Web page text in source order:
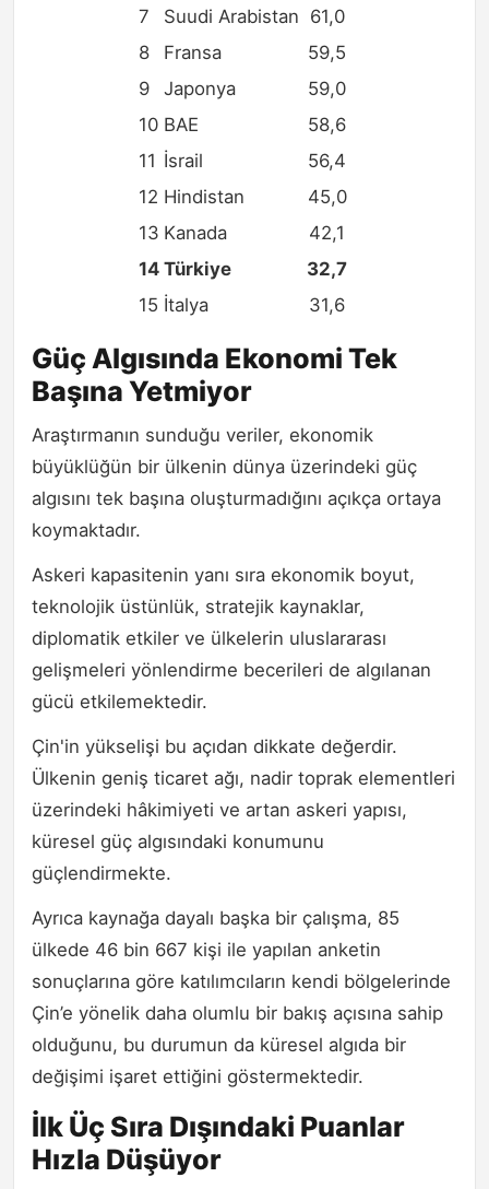
7 Suudi Arabistan 61,0
8
Fransa
59,5
9
Japonya
59,0
10 BAE
58,6
11 İsrail
56,4
12 Hindistan
45,0
13 Kanada
42,1
14 Türkiye
32,7
15 İtalya 31,6
Güç Algısında Ekonomi Tek
Başına Yetmiyor
Araştırmanın sunduğu veriler, ekonomik
büyüklüğün bir ülkenin dünya üzerindeki güç
algısını tek başına oluşturmadığını açıkça ortaya
koymaktadır.
Askeri kapasitenin yanı sıra ekonomik boyut,
teknolojik üstünlük, stratejik kaynaklar,
diplomatik etkiler ve ülkelerin uluslararası
gelişmeleri yönlendirme becerileri de algılanan
gücü etkilemektedir.
Çin'in yükselişi bu açıdan dikkate değerdir.
Ülkenin geniş ticaret ağı, nadir toprak elementleri
üzerindeki hâkimiyeti ve artan askeri yapısı,
küresel güç algısındaki konumunu
güçlendirmekte.
Ayrıca kaynağa dayalı başka bir çalışma, 85
ülkede 46 bin 667 kişi ile yapılan anketin
sonuçlarına göre katılımcıların kendi bölgelerinde
Çin’e yönelik daha olumlu bir bakış açısına sahip
olduğunu, bu durumun da küresel algıda bir
değişimi işaret ettiğini göstermektedir.
İlk Üç Sıra Dışındaki Puanlar
Hızla Düşüyor